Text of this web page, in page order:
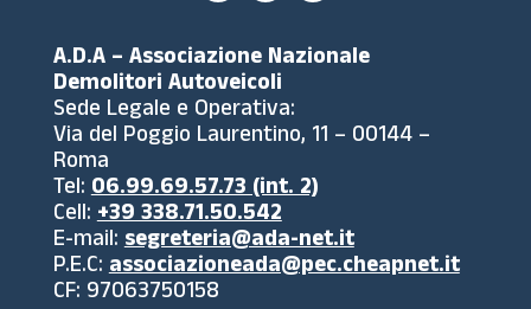
A.D.A – Associazione Nazionale
Demolitori Autoveicoli
Sede Legale e Operativa:
Via del Poggio Laurentino, 11 – 00144 –
Roma
Tel:06.99.69.57.73 (int. 2)
Cell:+39 338.71.50.542
E-mail:segreteria@ada-net.it
P.E.C:associazioneada@pec.cheapnet.it
CF: 97063750158